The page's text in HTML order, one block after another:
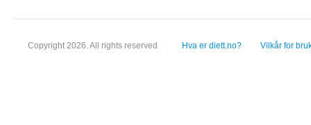
Copyright 2026. All rights reserved Hva er diett.no? Vilkår for